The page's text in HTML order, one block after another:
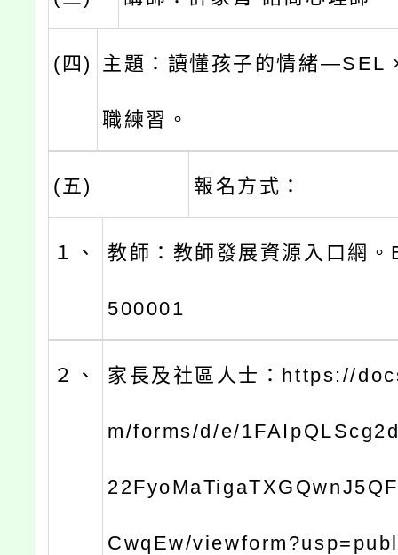
(四) 主題：讀懂孩子的情緒—SEL
職練習。
(五) 報名方式：
１、 教師：教師發展資源入口網
500001
２、 家長及社區人士：https://
m/forms/d/e/
CwqEw/